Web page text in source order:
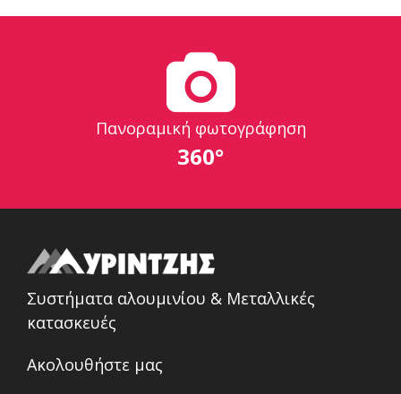
Πανοραμική φωτογράφηση
360°
Συστήματα αλουμινίου & Μεταλλικές
κατασκευές
Ακολουθήστε μας